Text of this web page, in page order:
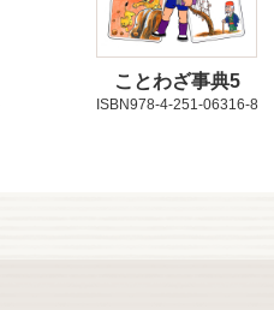
ことわざ事典5
ISBN978-4-251-06316-8